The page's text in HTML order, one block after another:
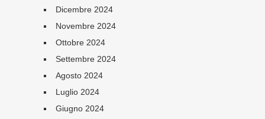
Dicembre 2024
Novembre 2024
Ottobre 2024
Settembre 2024
Agosto 2024
Luglio 2024
Giugno 2024